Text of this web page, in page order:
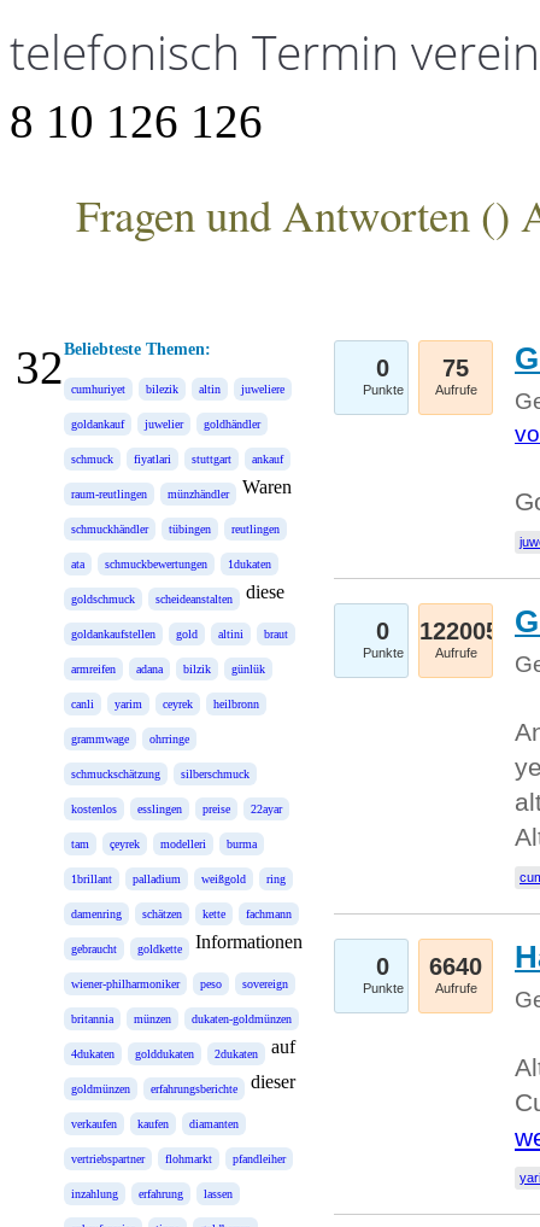
telefonisch Termin
8 10 126 126
Fragen und Antworten ()
Beliebteste Themen:
cumhuriyet bilezik altin juweliere
goldankauf juwelier goldhändler
schmuck fiyatlari stuttgart ankauf
raum-reutlingen münzhändler
schmuckhändler tübingen reutlingen
ata schmuckbewertungen 1dukaten
goldschmuck scheideanstalten
goldankaufstellen gold altini braut
armreifen adana bilzik günlük
canli yarim ceyrek heilbronn
grammwage ohrringe
schmuckschätzung silberschmuck
kostenlos esslingen preise 22ayar
tam çeyrek modelleri burma
1brillant palladium weißgold ring
damenring schätzen kette fachmann
gebraucht goldkette
wiener-philharmoniker peso sovereign
britannia münzen dukaten-goldmünzen
4dukaten golddukaten 2dukaten
goldmünzen erfahrungsberichte
verkaufen kaufen diamanten
vertriebspartner flohmarkt pfandleiher
inzahlung erfahrung lassen
Waren
diese
Informationen
auf
dieser
0
Punkte
75
Aufrufe
0
Punkte
122005
Aufrufe
0
Punkte
6640
Aufrufe
32